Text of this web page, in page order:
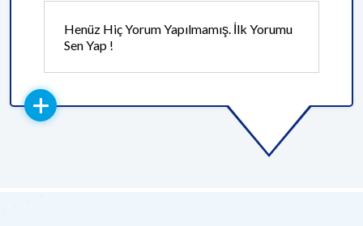
Henüz Hiç Yorum Yapılmamış. İlk Yorumu
Sen Yap !